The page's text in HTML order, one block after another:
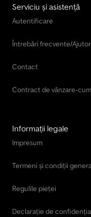
Serviciu și asistență
Autentificare
Întrebări frecvente/Ajutor
Contact
Contract de vânzare-
Informații legale
Impresum
Termeni și condiții
Regulile pieței
Declarație de